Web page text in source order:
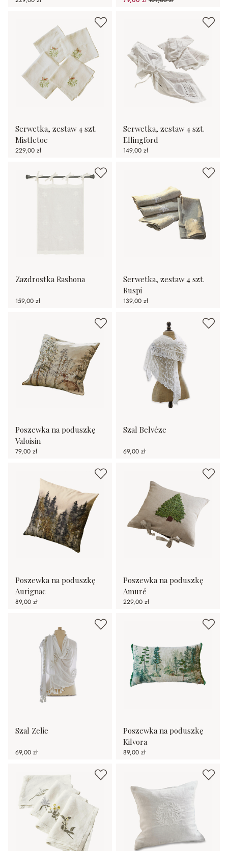
(27.52%spared)
Serwetka, zestaw 4 szt.
Mistletoe
229,00 zł
Serwetka, zestaw 4 szt.
Ellingford
149,00 zł
Zazdrostka Rashona
159,00 zł
Serwetka, zestaw 4 szt.
Ruspi
139,00 zł
Poszewka na poduszkę
Valoisin
79,00 zł
Szal Belvéze
69,00 zł
Poszewka na poduszkę
Aurignac
89,00 zł
Poszewka na poduszkę
Amuré
229,00 zł
Szal Zelie
69,00 zł
Poszewka na poduszkę
Kilvora
89,00 zł